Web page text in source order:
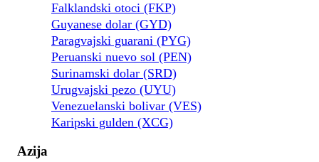
Falklandski otoci (FKP)
Guyanese dolar (GYD)
Paragvajski guarani (PYG)
Peruanski nuevo sol (PEN)
Surinamski dolar (SRD)
Urugvajski pezo (UYU)
Venezuelanski bolivar (VES)
Karipski gulden (XCG)
Azija